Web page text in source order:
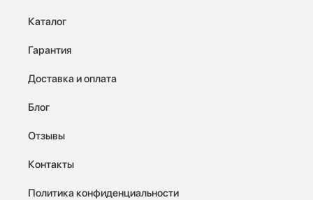
Каталог
Гарантия
Доставка и оплата
Блог
Отзывы
Контакты
Политика конфиденциальности